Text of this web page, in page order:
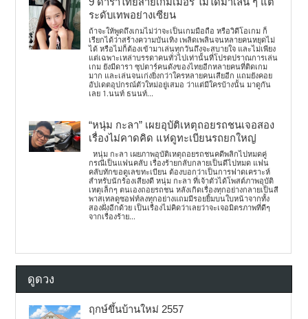
ระดับเทพอย่างเซียน
ถ้าจะให้พูดถึงเกมไม่ว่าจะเป็นเกมมือถือ หรือวิดีโอเกม ก็
เรียกได้ว่าสร้างความบันเทิง เพลิดเพลินจนหลายคนหยุดไม่
ได้ หรือไม่ก็ต้องเข้ามาเล่นทุกวันถึงจะสบายใจ และไม่เพียง
แต่เฉพาะเหล่าบรรดาคนทั่วไปเท่านั้นที่โปรดปราณการเล่น
เกม ยังมีดารา ซุปตาร์คนดังของไทยอีกหลายคนที่ติดเกม
มาก และเล่นจนเก่งยิ่งกว่าใครหลายคนเสียอีก แถมยังคอย
อัปเดตอุปกรณ์ตัวใหม่อยู่เสมอ ว่าแต่มีใครบ้างนั้น มาดูกัน
เลย 1.นนท์ ธนนท์...
“หนุ่ม กะลา” เผยอุบัติเหตุถอยรถชนเจอสอง
เรื่องไม่คาดคิด แห่ดูทะเบียนรถยกใหญ่
หนุ่ม กะลา เผยภาพอุบัติเหตุถอยรถชนคดีพลิกไปหมดคู่
กรณีเป็นแฟนคลับ เรื่องร้ายกลับกลายเป็นดีไปหมด แฟน
คลับทักขอดูเลขทะเบียน ต้องบอกว่าเป็นการฟาดเคราะห์
สำหรับนักร้องเสียงดี หนุ่ม กะลา ที่เจ้าตัวได้โพสต์ภาพอุบัติ
เหตุเล็กๆ ตนเองถอยรถชน หลังเกิดเรื่องทุกอย่างกลายเป็นสี
พาสเทลดูซอฟท์ลงทุกอย่างแถมมีรอยยิ้มบนใบหน้าจากทั้ง
สองฝั่งอีกด้วย เป็นเรื่องไม่คิดว่าเลยว่าจะเจอมิตรภาพที่ดีๆ
จากเรื่องร้าย...
ดูดวง
ฤกษ์ขึ้นบ้านใหม่ 2557